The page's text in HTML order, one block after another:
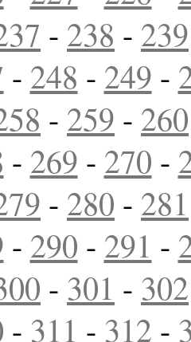
- 238 - 239
- 248 - 249 -
- 259 - 260
- 269 - 270 -
- 280 - 281
- 290 - 291 -
- 301 - 302
- 311 - 312 -